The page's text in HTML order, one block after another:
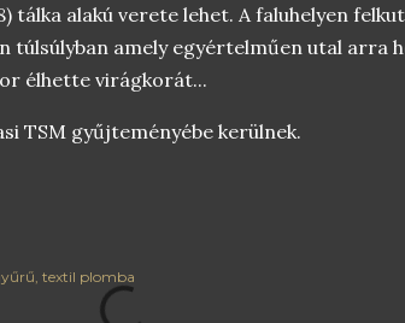
tálka alakú verete lehet. A faluhelyen
túlsúlyban amely egyértelműen utal arra
élhette virágkorát...
TSM gyűjteményébe kerülnek.
textil plomba